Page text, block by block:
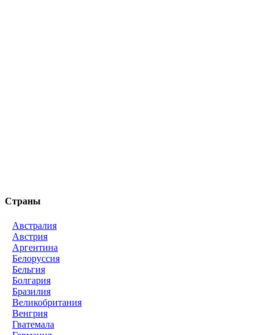
Страны
Австралия
Австрия
Аргентина
Белоруссия
Бельгия
Болгария
Бразилия
Великобритания
Венгрия
Гватемала